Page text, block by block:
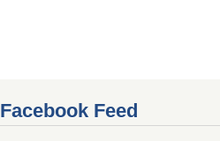
Facebook Feed